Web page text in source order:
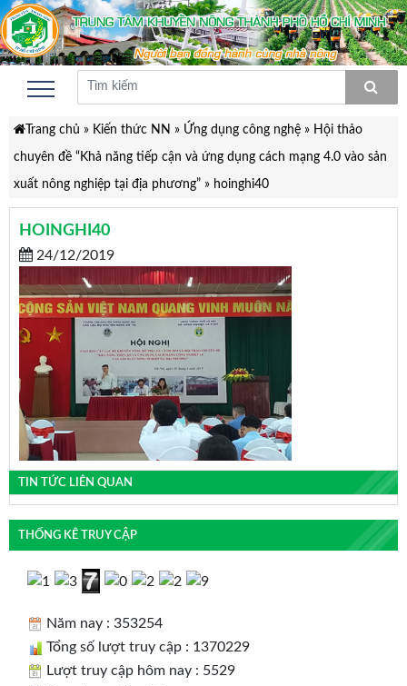
Trang chủ » Kiến thức NN » Ứng dụng công nghệ» Hội thảo
chuyên đề “Khả năng tiếp cận và ứng dụng cách mạng 4.0 vào sản
xuất nông nghiệp tại địa phương”» hoinghi40
HOINGHI40
24/12/2019
TIN TỨC LIÊN QUAN
THỐNG KÊ TRUY CẬP
Năm nay : 353254
Tổng số lượt truy cập : 1370229
Lượt truy cập hôm nay : 5529